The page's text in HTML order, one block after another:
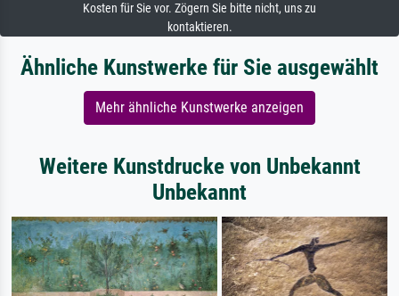
Kosten für Sie vor. Zögern Sie bitte nicht, uns zu
kontaktieren.
Ähnliche Kunstwerke für Sie ausgewählt
Mehr ähnliche Kunstwerke anzeigen
Weitere Kunstdrucke von Unbekannt
Unbekannt